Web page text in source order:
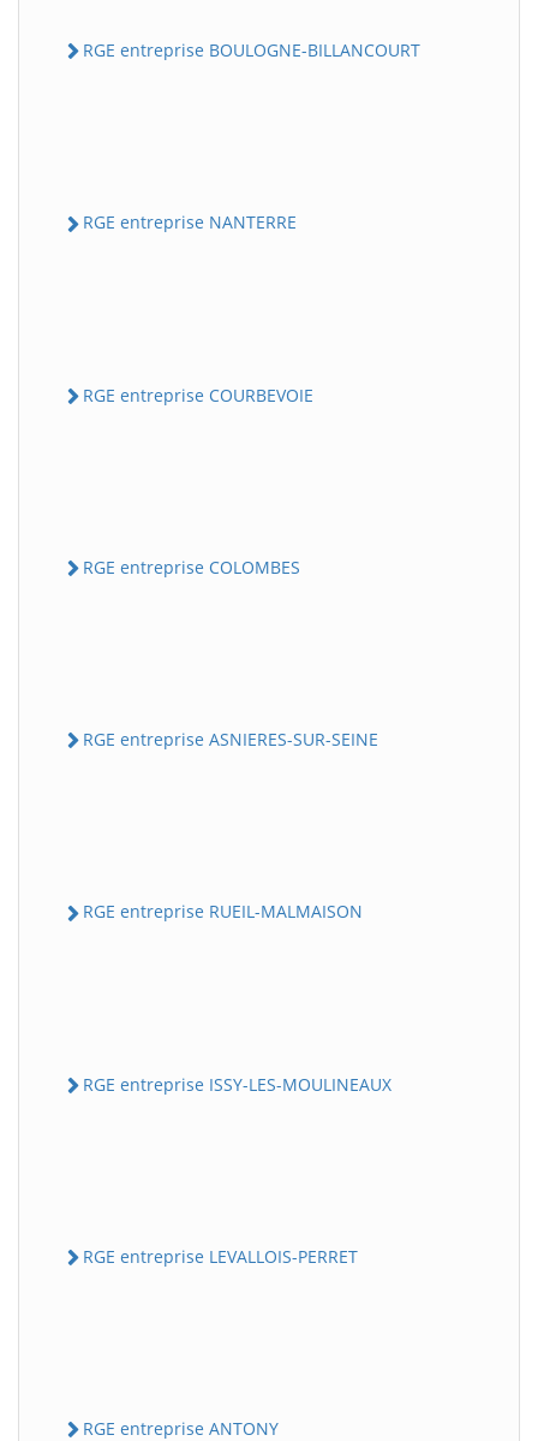
RGE entreprise BOULOGNE-BILLANCOURT
RGE entreprise NANTERRE
RGE entreprise COURBEVOIE
RGE entreprise COLOMBES
RGE entreprise ASNIERES-SUR-SEINE
RGE entreprise RUEIL-MALMAISON
RGE entreprise ISSY-LES-MOULINEAUX
RGE entreprise LEVALLOIS-PERRET
RGE entreprise ANTONY